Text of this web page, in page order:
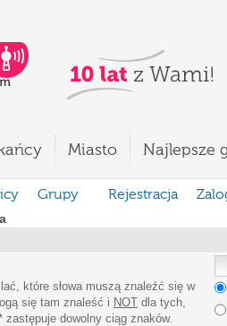
Miasto Najlepsze
Grupy Rejestracja
które słowa muszą znaleźć się w
się tam znaleść i NOT dla tych,
dowolny ciąg znaków.